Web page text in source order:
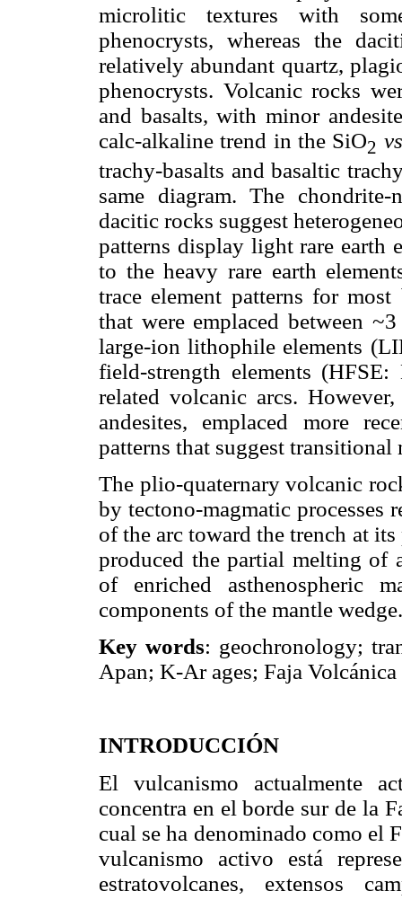
microlitic textures with
phenocrysts, whereas the
relatively abundant quartz,
phenocrysts. Volcanic rocks
and basalts, with minor
calc-alkaline trend in the SiO2
trachy-basalts and basaltic
same diagram. The
dacitic rocks suggest
patterns display light rare earth
to the heavy rare earth
trace element patterns for most
that were emplaced between
large-ion lithophile elements
field-strength elements
related volcanic arcs.
andesites, emplaced more
patterns that suggest transitional
The plio-quaternary volcanic
by tectono-magmatic processes
of the arc toward the trench at
produced the partial melting of
of enriched asthenospheric
components of the mantle wedge.
Key words: geochronology;
Apan; K-Ar ages; Faja
INTRODUCCIÓN
El vulcanismo actualmente
concentra en el borde sur de la
cual se ha denominado como el
vulcanismo activo está
estratovolcanes, extensos